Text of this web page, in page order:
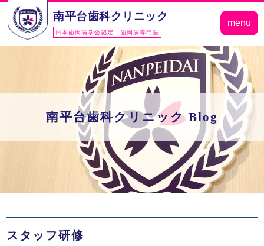
南平台歯科クリニック
日本歯周病学会認定 歯周病専門医
menu
南平台歯科クリニック Blog
スタッフ研修